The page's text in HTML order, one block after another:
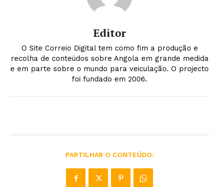
Editor
O Site Correio Digital tem como fim a produção e
recolha de conteúdos sobre Angola em grande medida
e em parte sobre o mundo para veiculação. O projecto
foi fundado em 2006.
PARTILHAR O CONTEÚDO: